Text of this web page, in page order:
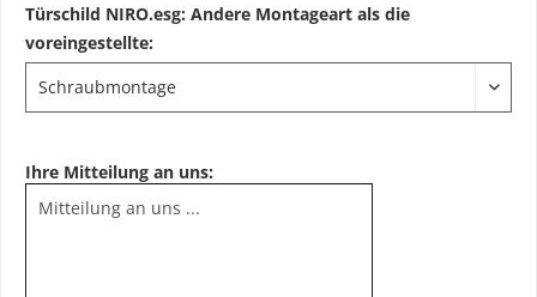
Türschild NIRO.esg: Andere Montageart als die
voreingestellte:
Ihre Mitteilung an uns: